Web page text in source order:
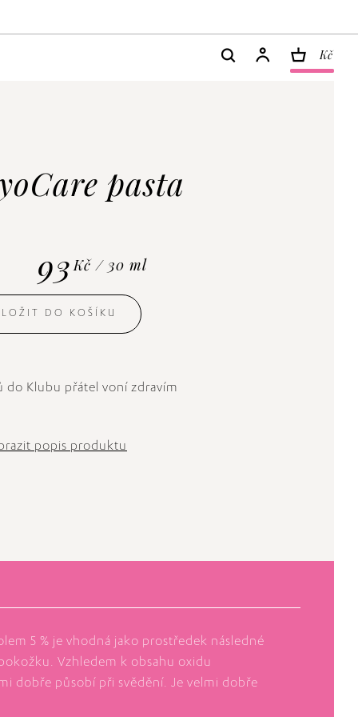
Kč
pasta
93 Kč / 30 ml
DO KOŠÍKU
do Klubu přátel voní zdravím
popis produktu
5 % je vhodná jako prostředek následné
Vzhledem k obsahu oxidu
dobře působí při svědění. Je velmi dobře